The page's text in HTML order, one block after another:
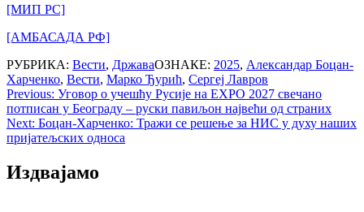
[МИП РС]
[АМБАСАДА РФ]
РУБРИКА: Вести, ДржаваОЗНАКЕ: 2025, Александар Боцан-
Харченко, Вести, Марко Ђурић, Сергеј Лавров
Post
navigation
Previous: Уговор о учешћу Русије на EXPO 2027 свечано
потписан у Београду – руски павиљон највећи од страних
Next: Боцан-Харченко: Тражи се решење за НИС у духу наших
пријатељских односа
Издвајамо